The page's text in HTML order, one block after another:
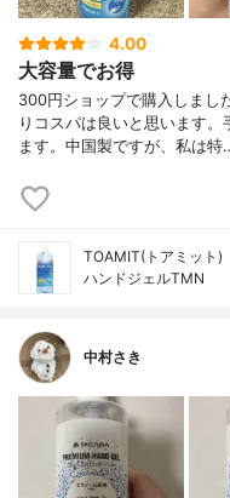
4.00
大容量でお得
300円ショップで購入しまし
りコスパは良いと思います
ます。中国製ですが、私は特
TOAMIT(トアミット)
ハンドジェルTMN
中村さき